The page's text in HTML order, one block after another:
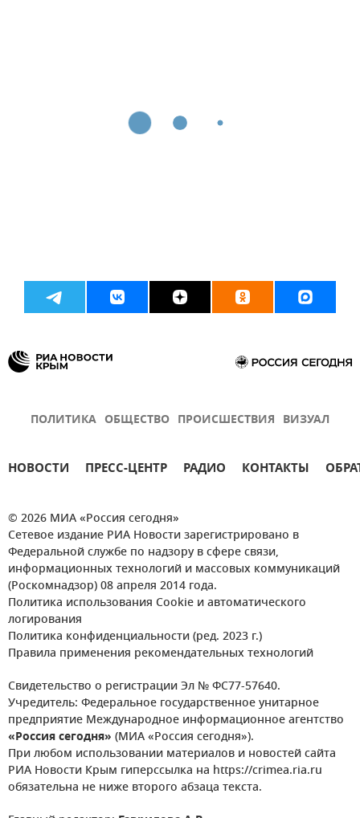
ПОЛИТИКА ОБЩЕСТВО ПРОИСШЕСТВИЯ ВИЗУАЛ
НОВОСТИ ПРЕСС-ЦЕНТР РАДИО КОНТАКТЫ
© 2026 МИА «Россия сегодня»
Сетевое издание РИА Новости зарегистрировано в
Федеральной службе по надзору в сфере связи,
информационных технологий и массовых коммуникаций
(Роскомнадзор) 08 апреля 2014 года.
Политика использования Cookie и автоматического
логирования
Политика конфиденциальности (ред. 2023 г.)
Правила применения рекомендательных технологий
Свидетельство о регистрации Эл № ФС77-57640.
Учредитель: Федеральное государственное унитарное
предприятие Международное информационное агентство
«Россия сегодня» (МИА «Россия сегодня»).
При любом использовании материалов и новостей сайта
РИА Новости Крым гиперссылка на https://crimea.ria.ru
обязательна не ниже второго абзаца текста.